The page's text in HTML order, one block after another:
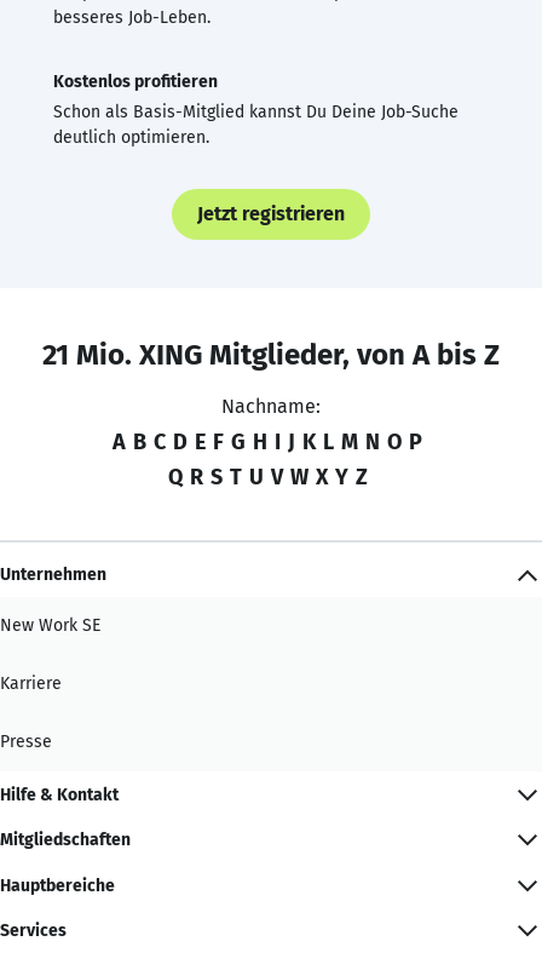
besseres Job-Leben.
Kostenlos profitieren
Schon als Basis-Mitglied kannst Du Deine Job-Suche
deutlich optimieren.
Jetzt registrieren
21 Mio. XING Mitglieder, von A bis Z
Nachname:
A B C D E F G H I J K L M N O P
Q R S T U V W X Y Z
Unternehmen
New Work SE
Karriere
Presse
Hilfe & Kontakt
Mitgliedschaften
Hauptbereiche
Services